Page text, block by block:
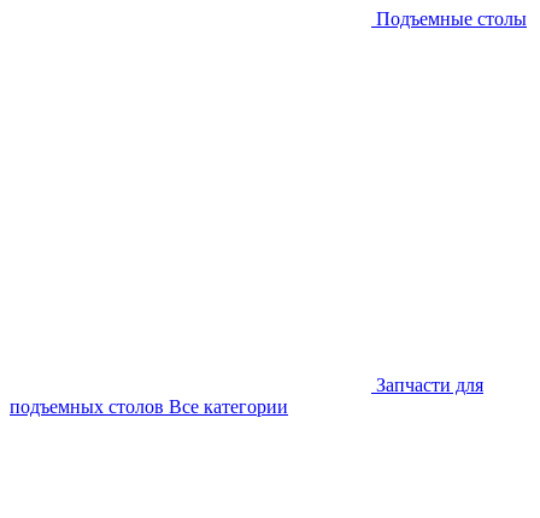
Подъемные столы
Запчасти для
подъемных столов Все категории